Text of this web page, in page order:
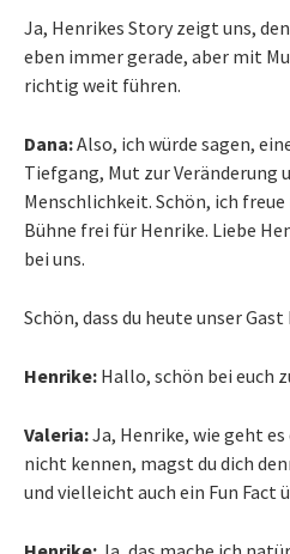
Ja, Henrikes Story zeigt uns,
eben immer gerade, aber mit
richtig weit führen.
Dana:Also, ich würde sagen,
Tiefgang, Mut zur Veränderung
Menschlichkeit. Schön, ich
Bühne frei für Henrike. Liebe
bei uns.
Schön, dass du heute unser Gast
Henrike: Hallo, schön bei euch
Valeria:Ja, Henrike, wie geht
nicht kennen, magst du dich
und vielleicht auch ein Fun Fact